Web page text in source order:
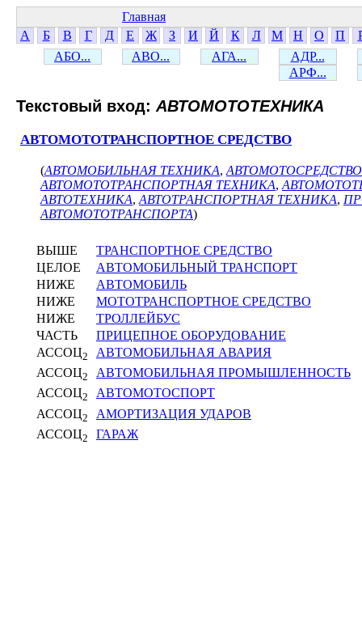
Главная
А
Б В Г Д Е Ж З И Й К Л М Н О П
АБО...
АВО... АГА...
АДР...
АРФ...
Текстовый вход: АВТОМОТОТЕХНИКА
АВТОМОТОТРАНСПОРТНОЕ СРЕДСТВО
(АВТОМОБИЛЬНАЯ ТЕХНИКА, АВТОМОТОСРЕДСТВО
АВТОМОТОТРАНСПОРТНАЯ ТЕХНИКА,
АВТОТЕХНИКА, АВТОТРАНСПОРТНАЯ ТЕХНИКА,
АВТОМОТОТРАНСПОРТА)
ВЫШЕ
ТРАНСПОРТНОЕ СРЕДСТВО
ЦЕЛОЕ
АВТОМОБИЛЬНЫЙ ТРАНСПОРТ
НИЖЕ
АВТОМОБИЛЬ
НИЖЕ
МОТОТРАНСПОРТНОЕ СРЕДСТВО
НИЖЕ
ТРОЛЛЕЙБУС
ЧАСТЬ
ПРИЦЕПНОЕ ОБОРУДОВАНИЕ
АССОЦ2
АВТОМОБИЛЬНАЯ АВАРИЯ
АССОЦ2
АВТОМОБИЛЬНАЯ ПРОМЫШЛЕННОСТЬ
АССОЦ2
АВТОМОТОСПОРТ
АССОЦ2
АМОРТИЗАЦИЯ УДАРОВ
АССОЦ2 ГАРАЖ